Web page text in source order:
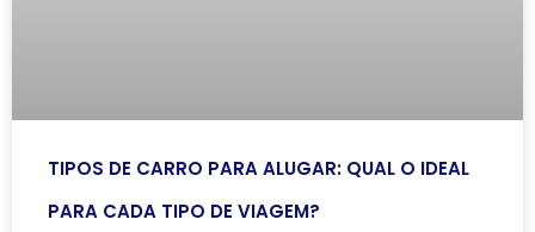
TIPOS DE CARRO PARA ALUGAR: QUAL O IDEAL
PARA CADA TIPO DE VIAGEM?